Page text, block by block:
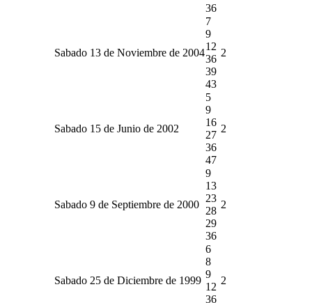
36
Sabado 13 de Noviembre de 2004
7
9
12
36
39
43
2
Sabado 15 de Junio de 2002
5
9
16
27
36
47
2
Sabado 9 de Septiembre de 2000
9
13
23
28
29
36
2
Sabado 25 de Diciembre de 1999
6
8
9
12
36
2